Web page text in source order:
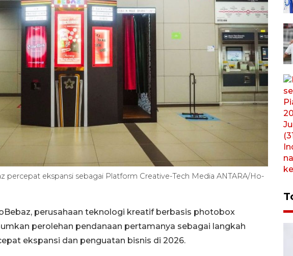
percepat ekspansi sebagai Platform Creative-Tech Media ANTARA/Ho-
perusahaan teknologi kreatif berbasis photobox
perolehan pendanaan pertamanya sebagai langkah
ekspansi dan penguatan bisnis di 2026.